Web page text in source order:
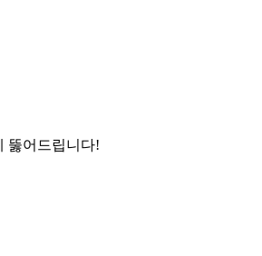
뚫어드립니다!